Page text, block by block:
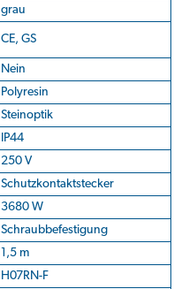
grau
CE, GS
Nein
Polyresin
Steinoptik
IP44
250 V
Schutzkontaktstecker
3680 W
Schraubbefestigung
1,5 m
H07RN-F